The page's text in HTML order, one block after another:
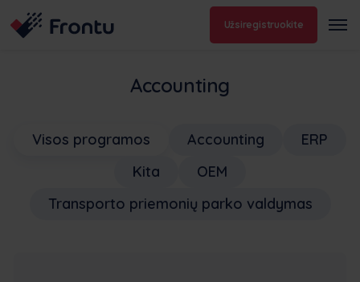
Užsiregistruokite
Accounting
Visos programos Accounting
ERP
Kita
OEM
Transporto priemonių parko valdymas